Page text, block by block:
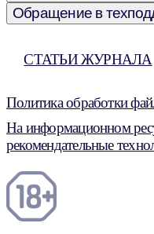
Обращение в
СТАТЬИ ЖУРНАЛА
Политика обработки
На информационном
рекомендательные